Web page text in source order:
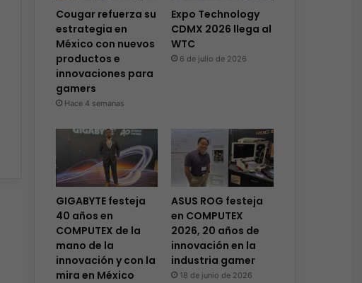
Cougar refuerza su
estrategia en
México con nuevos
productos e
innovaciones para
gamers
Hace 4 semanas
Expo Technology
CDMX 2026 llega al
WTC
6 de julio de 2026
GIGABYTE festeja
40 años en
COMPUTEX de la
mano de la
innovación y con la
mira en México
ASUS ROG festeja
en COMPUTEX
2026, 20 años de
innovación en la
industria gamer
18 de junio de 2026